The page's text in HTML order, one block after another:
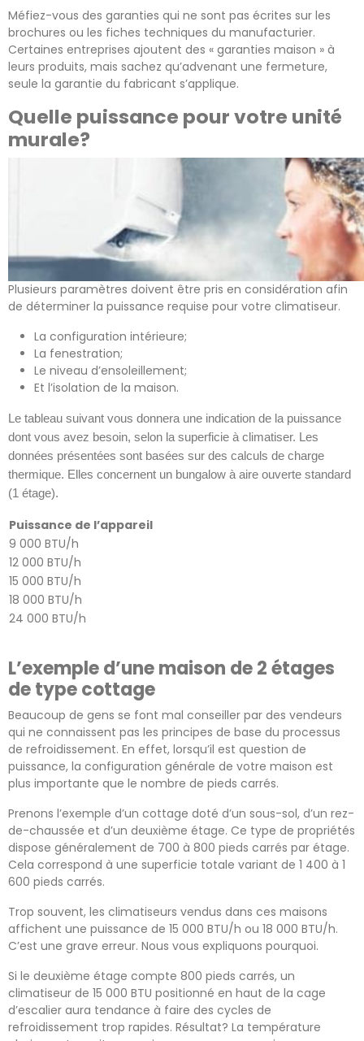
Méfiez-vous des garanties qui ne sont pas écrites sur les
brochures ou les fiches techniques du manufacturier.
Certaines entreprises ajoutent des « garanties maison » à
leurs produits, mais sachez qu’advenant une fermeture,
seule la garantie du fabricant s’applique.
Quelle puissance pour votre unité
murale?
Plusieurs paramètres doivent être pris en considération afin
de déterminer la puissance requise pour votre climatiseur.
La configuration intérieure;
La fenestration;
Le niveau d’ensoleillement;
Et l’isolation de la maison.
Le tableau suivant vous donnera une indication de la puissance
dont vous avez besoin, selon la superficie à climatiser. Les
données présentées sont basées sur des calculs de charge
thermique. Elles concernent un bungalow à aire ouverte standard
(1 étage).
Puissance de l’appareil
9 000 BTU/h
12 000 BTU/h
15 000 BTU/h
18 000 BTU/h
24 000 BTU/h
L’exemple d’une maison de 2 étages
de type cottage
Beaucoup de gens se font mal conseiller par des vendeurs
qui ne connaissent pas les principes de base du processus
de refroidissement. En effet, lorsqu’il est question de
puissance, la configuration générale de votre maison est
plus importante que le nombre de pieds carrés.
Prenons l’exemple d’un cottage doté d’un sous-sol, d’un rez-
de-chaussée et d’un deuxième étage. Ce type de propriétés
dispose généralement de 700 à 800 pieds carrés par étage.
Cela correspond à une superficie totale variant de 1 400 à 1
600 pieds carrés.
Trop souvent, les climatiseurs vendus dans ces maisons
affichent une puissance de 15 000 BTU/h ou 18 000 BTU/h.
C’est une grave erreur. Nous vous expliquons pourquoi.
Si le deuxième étage compte 800 pieds carrés, un
climatiseur de 15 000 BTU positionné en haut de la cage
d’escalier aura tendance à faire des cycles de
refroidissement trop rapides. Résultat? La température